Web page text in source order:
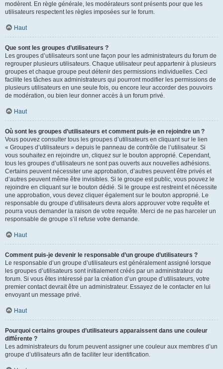
modèrent. En règle générale, les modérateurs sont présents pour que les
utilisateurs respectent les règles imposées sur le forum.
Haut
Que sont les groupes d’utilisateurs ?
Les groupes d’utilisateurs sont une façon pour les administrateurs du forum de
regrouper plusieurs utilisateurs. Chaque utilisateur peut appartenir à plusieurs
groupes et chaque groupe peut détenir des permissions individuelles. Ceci
facilite les tâches aux administrateurs qui pourront modifier les permissions de
plusieurs utilisateurs en une seule fois, ou encore leur accorder des pouvoirs
de modération, ou bien leur donner accès à un forum privé.
Haut
Où sont les groupes d’utilisateurs et comment puis-je en rejoindre un ?
Vous pouvez consulter tous les groupes d’utilisateurs en cliquant sur le lien
« Groupes d’utilisateurs » depuis le panneau de contrôle de l’utilisateur. Si
vous souhaitez en rejoindre un, cliquez sur le bouton approprié. Cependant,
tous les groupes d’utilisateurs ne sont pas ouverts aux nouvelles adhésions.
Certains peuvent nécessiter une approbation, d’autres peuvent être privés et
d’autres peuvent même être invisibles. Si le groupe est public, vous pouvez le
rejoindre en cliquant sur le bouton dédié. Si le groupe est restreint et nécessite
une approbation, vous devez cliquer également sur le bouton approprié. Le
responsable du groupe d’utilisateurs devra alors approuver votre requête et
pourra vous demander la raison de votre requête. Merci de ne pas harceler un
responsable de groupe s’il refuse votre demande.
Haut
Comment puis-je devenir le responsable d’un groupe d’utilisateurs ?
Le responsable d’un groupe d’utilisateurs est généralement assigné lorsque
les groupes d’utilisateurs sont initialement créés par un administrateur du
forum. Si vous êtes intéressé par la création d’un groupe d’utilisateurs, votre
premier contact devrait être un administrateur. Essayez de le contacter en lui
envoyant un message privé.
Haut
Pourquoi certains groupes d’utilisateurs apparaissent dans une couleur
différente ?
Les administrateurs du forum peuvent assigner une couleur aux membres d’un
groupe d’utilisateurs afin de faciliter leur identification.